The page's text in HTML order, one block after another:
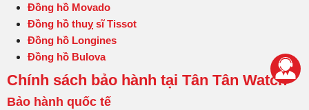
Đồng hồ Movado
Đồng hồ thuỵ sĩ Tissot
Đồng hồ Longines
Đồng hồ Bulova
Chính sách bảo hành tại Tân Tân Watch
Bảo hành quốc tế